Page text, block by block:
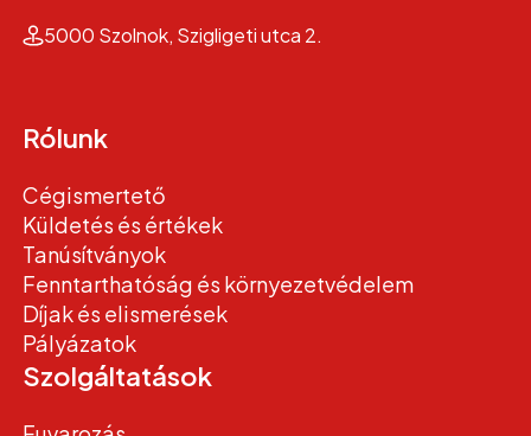
5000 Szolnok, Szigligeti utca 2.
Rólunk
Cégismertető
Küldetés és értékek
Tanúsítványok
Fenntarthatóság és környezetvédelem
Díjak és elismerések
Pályázatok
Szolgáltatások